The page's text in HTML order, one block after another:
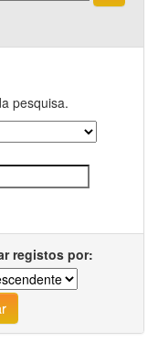
pesquisa.
registos por: